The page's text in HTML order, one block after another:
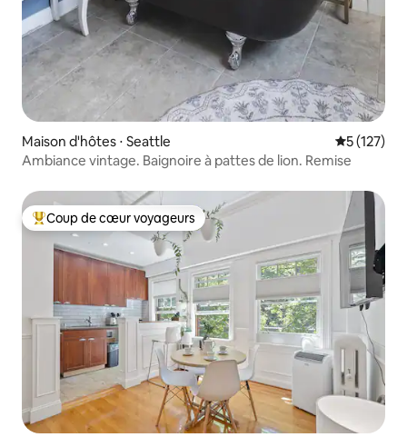
Maison d'hôtes ⋅ Seattle Évaluation
5 (127)
Ambiance vintage. Baignoire à pattes de lion. Remise
Coups de cœur voyageurs les plus appréciés
Coup de cœur voyageurs